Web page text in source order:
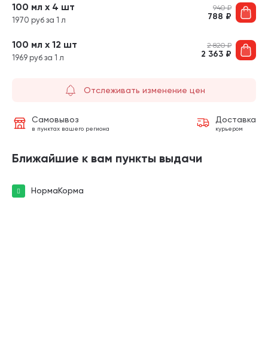
100 мл х 4 шт
1970 руб за 1 л
940₽
788 ₽
100 мл х 12 шт
1969 руб за 1 л
2 820₽
2 363 ₽
Отслеживать изменение цен
Самовывоз
в пунктах вашего региона
Доставка
курьером
Ближайшие к вам пункты выдачи
НормаКорма